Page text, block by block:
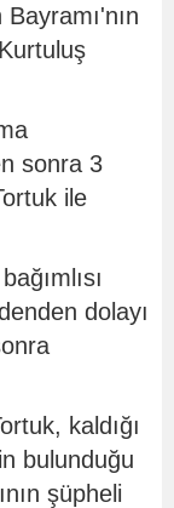
sonra 3
ile
dolayı
kaldığı
bulunduğu
şüpheli